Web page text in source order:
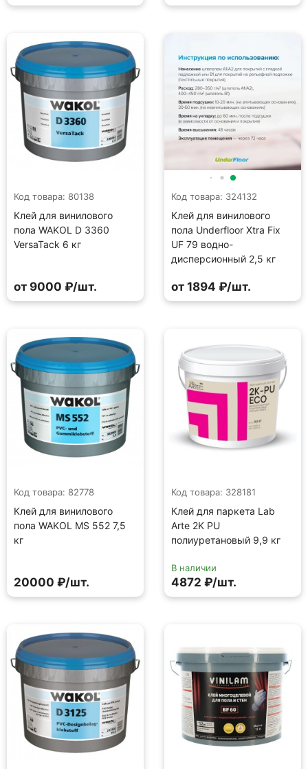
Код товара: 80138
Клей для винилового
пола WAKOL D 3360
VersaTack 6 кг
от 9000 ₽/шт.
Код товара: 324132
Клей для винилового
пола Underfloor Xtra Fix
UF 79 водно-
дисперсионный 2,5 кг
от 1894 ₽/шт.
Код товара: 82778
Клей для винилового
пола WAKOL MS 552 7,5
кг
20000 ₽/шт.
Код товара: 328181
Клей для паркета Lab
Arte 2K PU
полиуретановый 9,9 кг
В наличии
4872 ₽/шт.